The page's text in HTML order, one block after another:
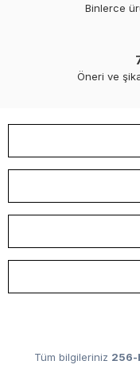
Binlerce
Öneri ve
Tüm bilgileriniz 256-